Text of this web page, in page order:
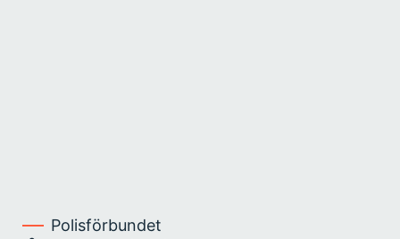
Polisförbundet